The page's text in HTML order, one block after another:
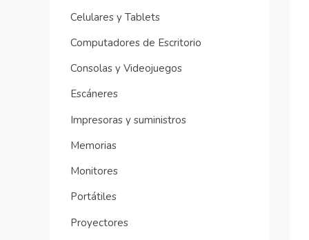
Celulares y Tablets
Computadores de Escritorio
Consolas y Videojuegos
Escáneres
Impresoras y suministros
Memorias
Monitores
Portátiles
Proyectores